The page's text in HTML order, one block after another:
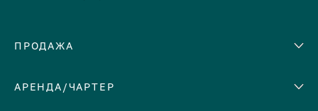
ПРОДАЖА
Количество кают
АРЕНДА/ЧАРТЕР